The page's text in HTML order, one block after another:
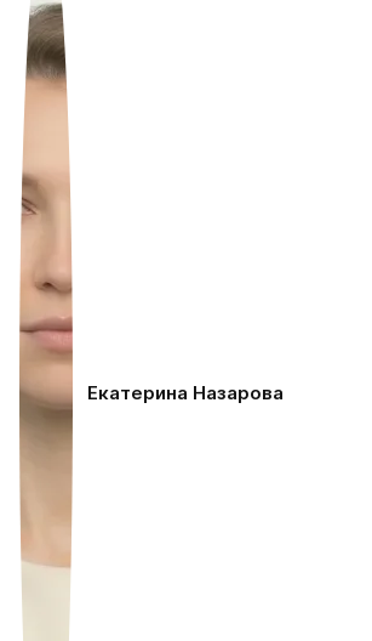
Екатерина Назарова